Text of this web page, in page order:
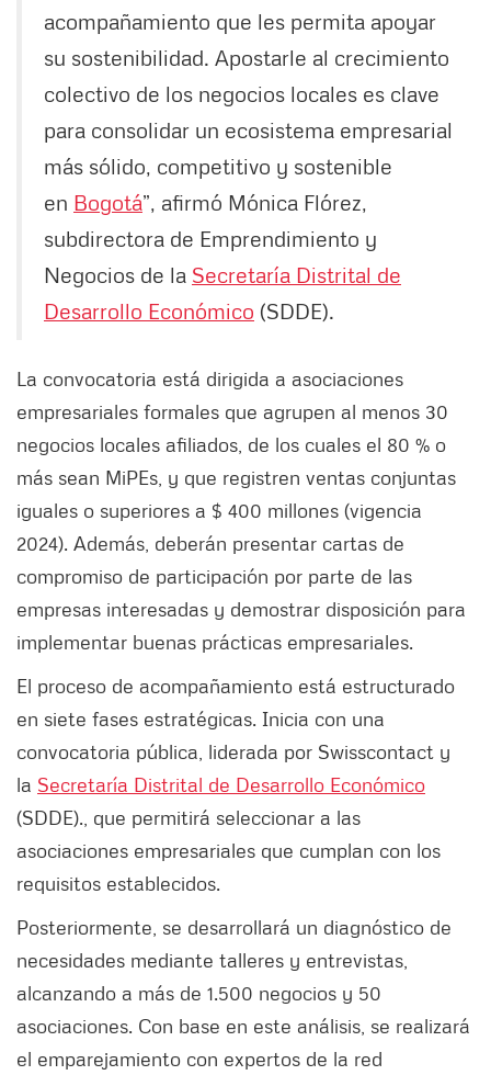
acompañamiento que les permita apoyar
su sostenibilidad. Apostarle al crecimiento
colectivo de los negocios locales es clave
para consolidar un ecosistema empresarial
más sólido, competitivo y sostenible
en Bogotá”, afirmó Mónica Flórez,
subdirectora de Emprendimiento y
Negocios de la Secretaría Distrital de
Desarrollo Económico (SDDE).
La convocatoria está dirigida a asociaciones
empresariales formales que agrupen al menos 30
negocios locales afiliados, de los cuales el 80 % o
más sean MiPEs, y que registren ventas conjuntas
iguales o superiores a $ 400 millones (vigencia
2024). Además, deberán presentar cartas de
compromiso de participación por parte de las
empresas interesadas y demostrar disposición para
implementar buenas prácticas empresariales.
El proceso de acompañamiento está estructurado
en siete fases estratégicas. Inicia con una
convocatoria pública, liderada por Swisscontact y
la Secretaría Distrital de Desarrollo Económico
(SDDE)., que permitirá seleccionar a las
asociaciones empresariales que cumplan con los
requisitos establecidos.
Posteriormente, se desarrollará un diagnóstico de
necesidades mediante talleres y entrevistas,
alcanzando a más de 1.500 negocios y 50
asociaciones. Con base en este análisis, se realizará
el emparejamiento con expertos de la red